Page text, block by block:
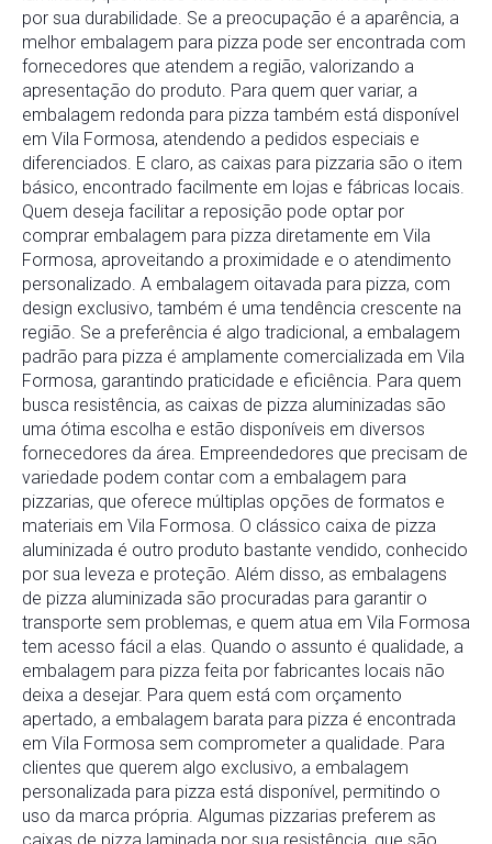
por sua durabilidade. Se a preocupação é a aparência, a
melhor embalagem para pizza pode ser encontrada com
fornecedores que atendem a região, valorizando a
apresentação do produto. Para quem quer variar, a
embalagem redonda para pizza também está disponível
em Vila Formosa, atendendo a pedidos especiais e
diferenciados. E claro, as caixas para pizzaria são o item
básico, encontrado facilmente em lojas e fábricas locais.
Quem deseja facilitar a reposição pode optar por
comprar embalagem para pizza diretamente em Vila
Formosa, aproveitando a proximidade e o atendimento
personalizado. A embalagem oitavada para pizza, com
design exclusivo, também é uma tendência crescente na
região. Se a preferência é algo tradicional, a embalagem
padrão para pizza é amplamente comercializada em Vila
Formosa, garantindo praticidade e eficiência. Para quem
busca resistência, as caixas de pizza aluminizadas são
uma ótima escolha e estão disponíveis em diversos
fornecedores da área. Empreendedores que precisam de
variedade podem contar com a embalagem para
pizzarias, que oferece múltiplas opções de formatos e
materiais em Vila Formosa. O clássico caixa de pizza
aluminizada é outro produto bastante vendido, conhecido
por sua leveza e proteção. Além disso, as embalagens
de pizza aluminizada são procuradas para garantir o
transporte sem problemas, e quem atua em Vila Formosa
tem acesso fácil a elas. Quando o assunto é qualidade, a
embalagem para pizza feita por fabricantes locais não
deixa a desejar. Para quem está com orçamento
apertado, a embalagem barata para pizza é encontrada
em Vila Formosa sem comprometer a qualidade. Para
clientes que querem algo exclusivo, a embalagem
personalizada para pizza está disponível, permitindo o
uso da marca própria. Algumas pizzarias preferem as